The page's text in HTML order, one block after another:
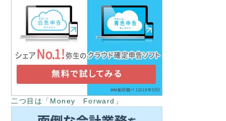
二つ目は「Money Forward」